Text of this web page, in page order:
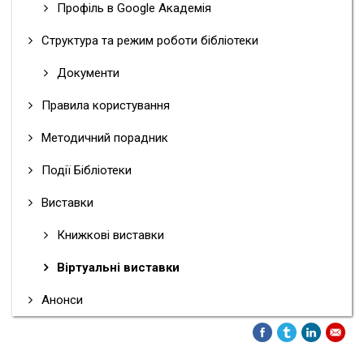
Профіль в Google Академія
Структура та режим роботи бібліотеки
Документи
Правила користування
Методичний порадник
Події Бібліотеки
Виставки
Книжкові виставки
Віртуальні виставки
Анонси